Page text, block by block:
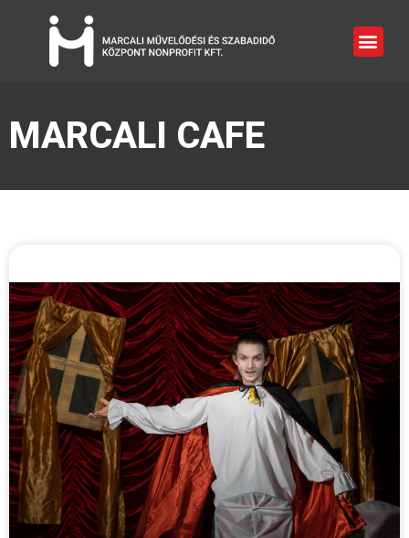
MARCALI CAFE